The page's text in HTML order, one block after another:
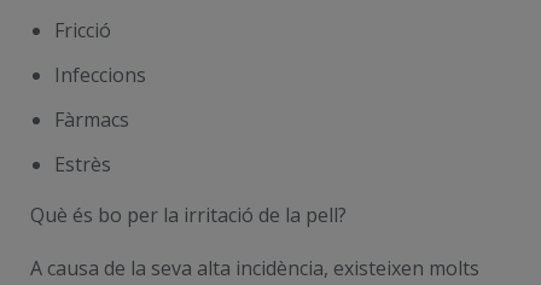
Fricció
Infeccions
Fàrmacs
Estrès
Què és bo per la irritació de la pell?
A causa de la seva alta incidència, existeixen molts